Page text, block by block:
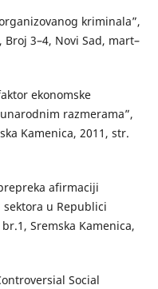
kriminala”,
Broj 3–4, Novi Sad, mart–
ekonomske
razmerama”,
Kamenica, 2011, str.
afirmaciji
u Republici
Sremska Kamenica,
Social